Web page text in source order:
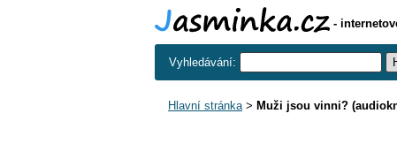
-
Vyhledávání:
Hlavní stránka> Muži jsou vinni?